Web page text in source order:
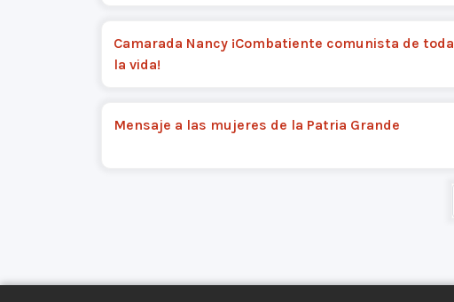
Camarada Nancy ¡Combatiente comunista de toda
la vida!
Mensaje a las mujeres de la Patria Grande